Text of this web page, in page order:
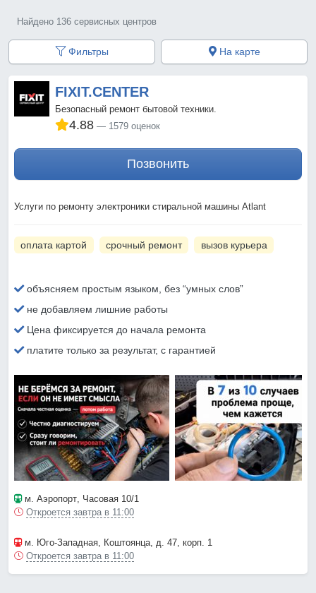
Найдено 136 сервисных центров
Фильтры На карте
FIXIT.CENTER
Безопасный ремонт бытовой техники.
4.88 1579 оценок
Позвонить
Услуги по ремонту электроники стиральной машины Atlant
оплата картой срочный ремонт вызов курьера
объясняем простым языком, без “умных слов”
не добавляем лишние работы
Цена фиксируется до начала ремонта
платите только за результат, с гарантией
м. Аэропорт, Часовая 10/1
Откроется завтра в 11:00
м. Юго-Западная, Коштоянца, д. 47, корп. 1
Откроется завтра в 11:00